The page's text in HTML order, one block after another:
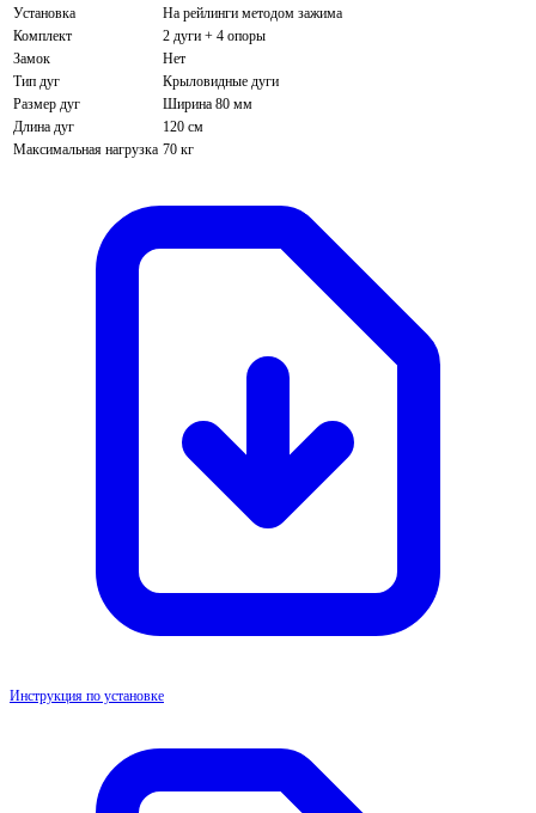
Установка
На рейлинги методом зажима
Комплект
2 дуги + 4 опоры
Замок
Нет
Тип дуг
Крыловидные дуги
Размер дуг
Ширина 80 мм
Длина дуг
120 см
Максимальная нагрузка 70 кг
Инструкция по установке